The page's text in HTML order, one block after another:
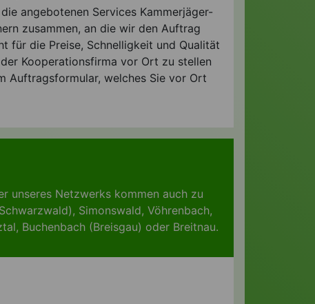
angebotenen Services Kammerjäger-
zusammen, an die wir den Auftrag
für die Preise, Schnelligkeit und Qualität
Kooperationsfirma vor Ort zu stellen
Auftragsformular, welches Sie vor Ort
unseres Netzwerks kommen auch zu
, Simonswald, Vöhrenbach,
, Buchenbach (Breisgau) oder Breitnau.